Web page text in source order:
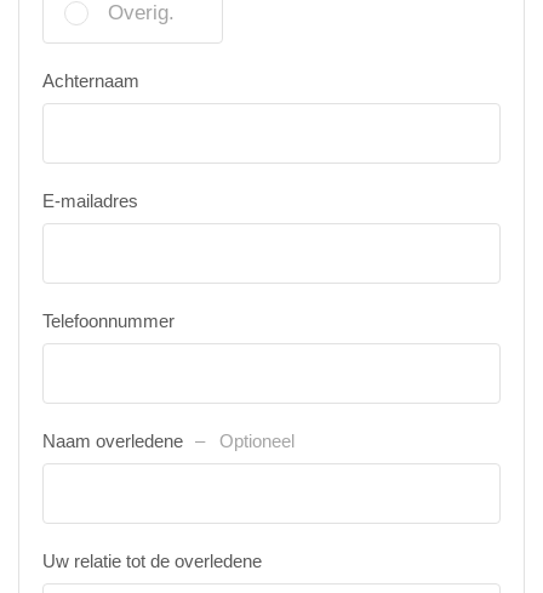
Overig.
Achternaam
E-mailadres
Telefoonnummer
Naam overledene Optioneel
Uw relatie tot de overledene